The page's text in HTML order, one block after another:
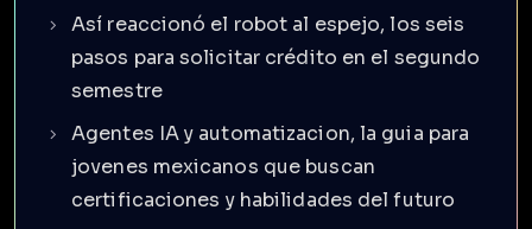
Así reaccionó el robot al espejo, los seis
pasos para solicitar crédito en el segundo
semestre
Agentes IA y automatizacion, la guia para
jovenes mexicanos que buscan
certificaciones y habilidades del futuro